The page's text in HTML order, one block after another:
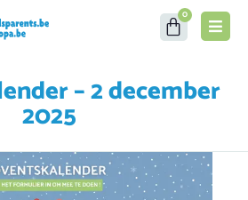
0
– 2 december
2025